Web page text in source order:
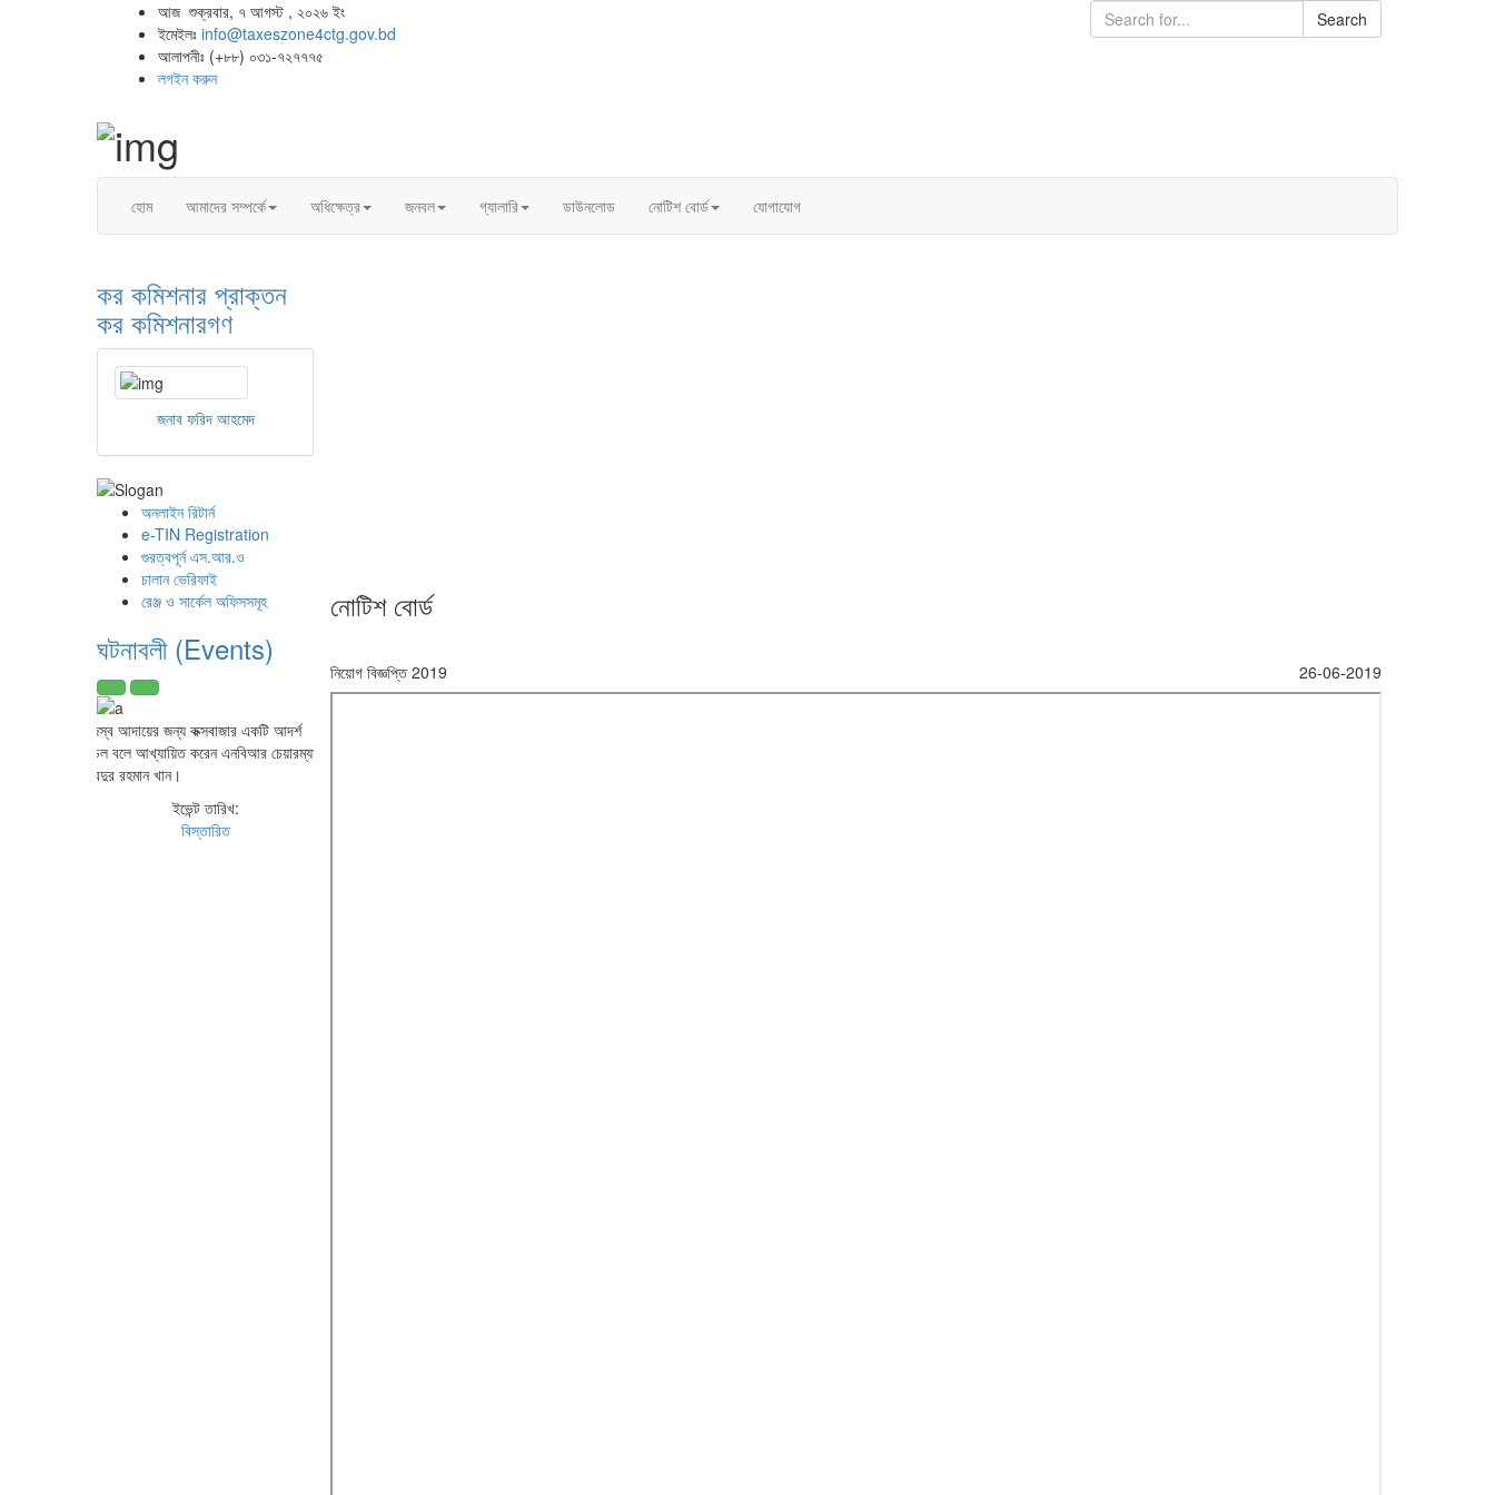
আজ শুক্রবার, ৭ আগস্ট , ২০২৬ ইং
ইমেইলঃ info@taxeszone4ctg.gov.bd
আলাপনীঃ (+৮৮) ০৩১-৭২৭৭৭৫
লগইন করুন
Search
হোম আমাদের সম্পর্কে অধিক্ষেত্র জনবল গ্যালারি ডাউনলোড নোটিশ বোর্ড যোগাযোগ
কর কমিশনার প্রাক্তন
কর কমিশনারগণ
জনাব ফরিদ আহমেদ
অনলাইন রিটার্ন
e-TIN Registration
গুরত্বপূর্ন এস.আর.ও
চালান ভেরিফাই
রেঞ্জ ও সার্কেল অফিসসমূহ
ঘটনাবলী (Events)
রাজস্ব আদায়ের জন্য কক্সবাজার একটি আদর্শ
মডেল বলে আখ্যায়িত করেন এনবিআর চেয়ারম্যান
আবদুর রহমান খান।
ইভেন্ট তারিখ:
বিস্তারিত
নোটিশ বোর্ড
নিয়োগ বিজ্ঞপ্তি 2019 26-06-2019